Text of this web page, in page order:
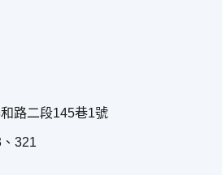
路二段145巷1號
321